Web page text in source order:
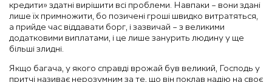
кредити» здатні вирішити всі проблеми. Навпаки – вони здані
лише їх примножити, бо позичені гроші швидко витратяться,
а прийде час віддавати борг, і зазвичай – з великими
додатковими виплатами, і це лише занурить людину у ще
більші злидні.
Якщо багача, у якого справді врожай був великий, Господь у
притчі називає нерозумним за те, що він поклав надію на своє